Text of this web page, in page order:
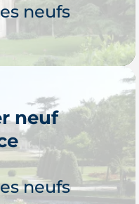
neufs
neuf
neufs